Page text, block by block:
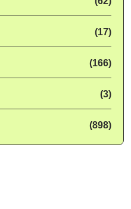
(17)
(166)
(3)
(898)